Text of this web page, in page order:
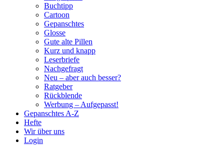
Buchtipp
Cartoon
Gepanschtes
Glosse
Gute alte Pillen
Kurz und knapp
Leserbriefe
Nachgefragt
Neu – aber auch besser?
Ratgeber
Rückblende
Werbung – Aufgepasst!
Gepanschtes A-Z
Hefte
Wir über uns
Login